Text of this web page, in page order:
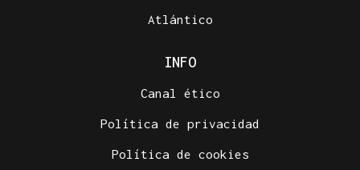
Atlántico
INFO
Canal ético
Política de privacidad
Política de cookies